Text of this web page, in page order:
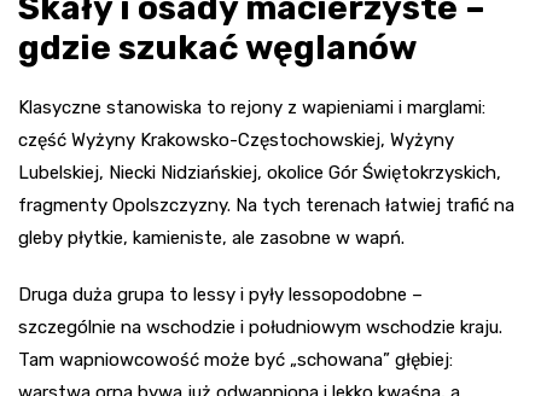
Skały i osady macierzyste –
gdzie szukać węglanów
Klasyczne stanowiska to rejony z wapieniami i marglami:
część Wyżyny Krakowsko-Częstochowskiej, Wyżyny
Lubelskiej, Niecki Nidziańskiej, okolice Gór Świętokrzyskich,
fragmenty Opolszczyzny. Na tych terenach łatwiej trafić na
gleby płytkie, kamieniste, ale zasobne w wapń.
Druga duża grupa to lessy i pyły lessopodobne –
szczególnie na wschodzie i południowym wschodzie kraju.
Tam wapniowcowość może być „schowana” głębiej: